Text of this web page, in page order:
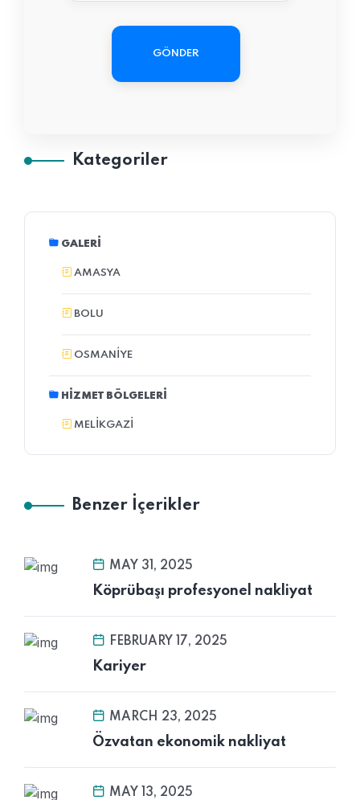
GÖNDER
Kategoriler
GALERI
AMASYA
BOLU
OSMANIYE
HIZMET BÖLGELERI
MELIKGAZI
Benzer İçerikler
MAY 31, 2025
Köprübaşı profesyonel nakliyat
FEBRUARY 17, 2025
Kariyer
MARCH 23, 2025
Özvatan ekonomik nakliyat
MAY 13, 2025